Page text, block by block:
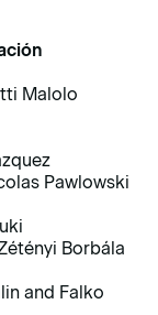
Malolo
Pawlowski
Borbála
and Falko